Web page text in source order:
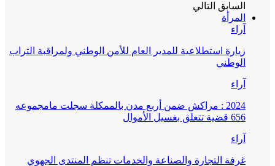
السابق التالي
المرأة
آراء
زيارة استطلاعية للمدير العام للأمن الوطني ولمراقبة التراب
الوطني
آراء
2024 : مراكش ضمن أربع مدن بالممكلة سجلت مامجموعه
656 قضية تتعلق بغسيل الأموال
آراء
غرفة التجارة والصناعة والخدمات تنظم المنتدى الجهوي